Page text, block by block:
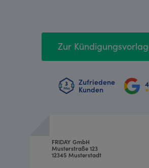
Zur
Zufriedene
Kunden
FRIDAY GmbH
Musterstraße 123
12345 Musterstadt